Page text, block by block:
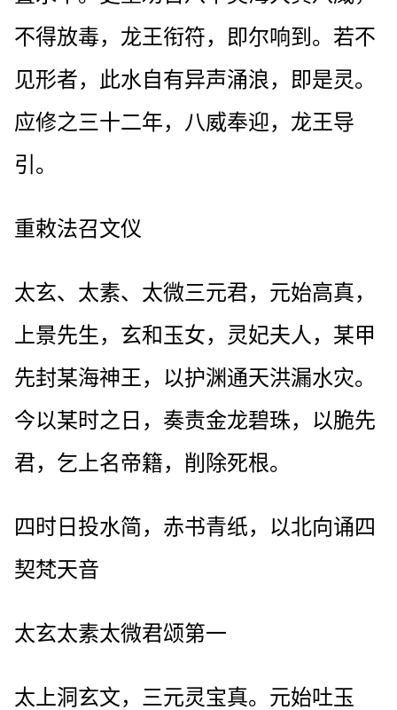
不得放毒，龙王衔符，即尔响到。若不
见形者，此水自有异声涌浪，即是灵。
应修之三十二年，八威奉迎，龙王导
引。
重敕法召文仪
太玄、太素、太微三元君，元始高真，
上景先生，玄和玉女，灵妃夫人，某甲
先封某海神王，以护渊通天洪漏水灾。
今以某时之日，奏责金龙碧珠，以脆先
君，乞上名帝籍，削除死根。
四时日投水简，赤书青纸，以北向诵四
契梵天音
太玄太素太微君颂第一
太上洞玄文，三元灵宝真。元始吐玉